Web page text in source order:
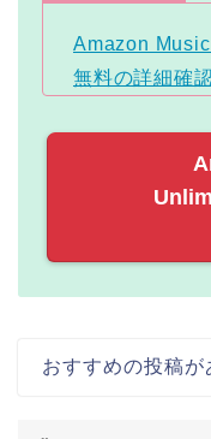
Amazon
無料の詳細確
おすすめの投稿が